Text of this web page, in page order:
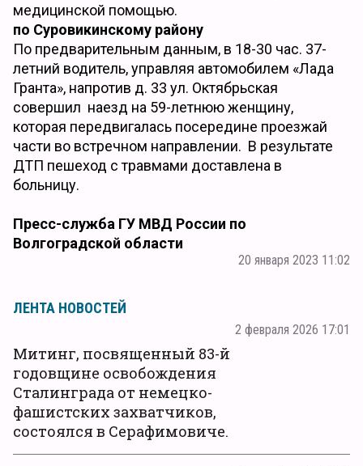
медицинской помощью.
по Суровикинскому району
По предварительным данным, в 18-30 час. 37-
летний водитель, управляя автомобилем «Лада
Гранта», напротив д. 33 ул. Октябрьская
совершил наезд на 59-летнюю женщину,
которая передвигалась посередине проезжай
части во встречном направлении. В результате
ДТП пешеход с травмами доставлена в
больницу.
Пресс-служба ГУ МВД России по
Волгоградской области
20 января 2023 11:02
ЛЕНТА НОВОСТЕЙ
2 февраля 2026 17:01
Митинг, посвященный 83-й
годовщине освобождения
Сталинграда от немецко-
фашистских захватчиков,
состоялся в Серафимовиче.